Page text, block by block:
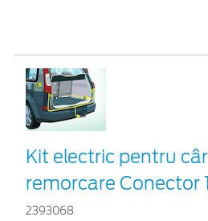
Kit electric pentru
remorcare Conector
2393068